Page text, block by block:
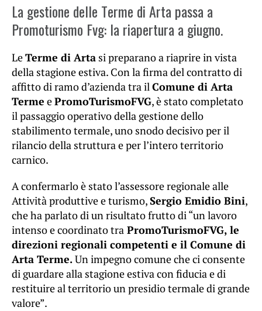
La gestione delle Terme di Arta passa a
Promoturismo Fvg: la riapertura a giugno.
LeTerme di Arta si preparano a riaprire in vista
della stagione estiva. Con la firma del contratto di
affitto di ramo d’azienda tra ilComune di Arta
Terme ePromoTurismoFVG, è stato completato
il passaggio operativo della gestione dello
stabilimento termale, uno snodo decisivo per il
rilancio della struttura e per l’intero territorio
carnico.
A confermarlo è stato l’assessore regionale alle
Attività produttive e turismo,Sergio Emidio Bini,
che ha parlato di un risultato frutto di “un lavoro
intenso e coordinato tra PromoTurismoFVG, le
direzioni regionali competenti e il Comune di
Arta Terme.Un impegno comune che ci consente
di guardare alla stagione estiva con fiducia e di
restituire al territorio un presidio termale di grande
valore”.